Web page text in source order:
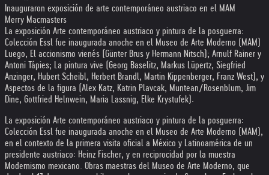
Inauguraron exposición de arte contemporáneo austriaco en el MAM
Merry Macmasters
La exposición Arte contemporáneo austriaco y pintura de la posguerra:
Colección Essl fue inaugurada anoche en el Museo de Arte Moderno (MAM)
Luego, El accionismo vienés (Günter Brus y Hermann Nitsch); Arnulf Rainer y
Antoni Tápies; La pintura vive (Georg Baselitz, Markus Lüpertz, Siegfried
Anzinger, Hubert Scheibl, Herbert Brandl, Martin Kippenberger, Franz West), y
Aspectos de la figura (Alex Katz, Katrin Plavcak, Muntean/Rosenblum, Jim
Dine, Gottfried Helnwein, Maria Lassnig, Elke Krystufek).
La exposición Arte contemporáneo austriaco y pintura de la posguerra:
Colección Essl fue inaugurada anoche en el Museo de Arte Moderno (MAM),
en el contexto de la primera visita oficial a México y Latinoamérica de un
presidente austriaco: Heinz Fischer, y en reciprocidad por la muestra
Modernismo mexicano. Obras maestras del Museo de Arte Moderno, que